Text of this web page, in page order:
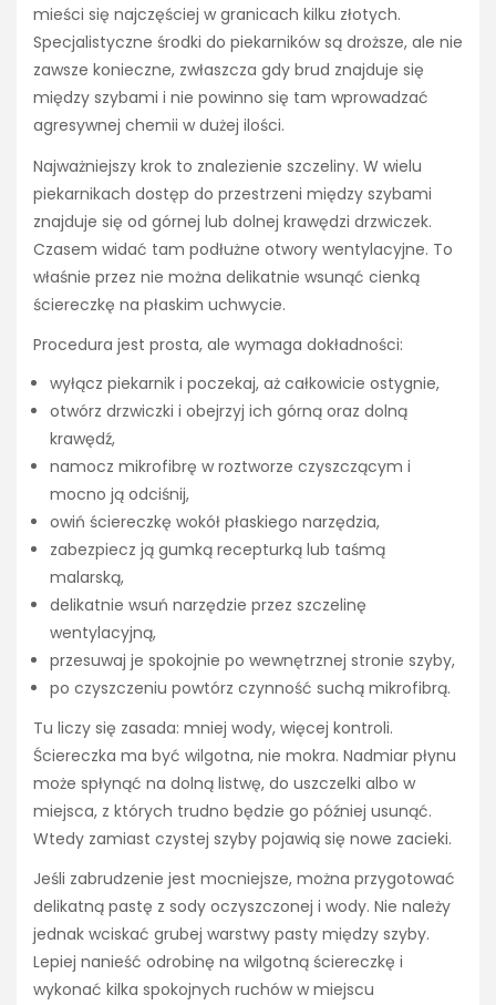
mieści się najczęściej w granicach kilku złotych.
Specjalistyczne środki do piekarników są droższe, ale nie
zawsze konieczne, zwłaszcza gdy brud znajduje się
między szybami i nie powinno się tam wprowadzać
agresywnej chemii w dużej ilości.
Najważniejszy krok to znalezienie szczeliny. W wielu
piekarnikach dostęp do przestrzeni między szybami
znajduje się od górnej lub dolnej krawędzi drzwiczek.
Czasem widać tam podłużne otwory wentylacyjne. To
właśnie przez nie można delikatnie wsunąć cienką
ściereczkę na płaskim uchwycie.
Procedura jest prosta, ale wymaga dokładności:
wyłącz piekarnik i poczekaj, aż całkowicie ostygnie,
otwórz drzwiczki i obejrzyj ich górną oraz dolną
krawędź,
namocz mikrofibrę w roztworze czyszczącym i
mocno ją odciśnij,
owiń ściereczkę wokół płaskiego narzędzia,
zabezpiecz ją gumką recepturką lub taśmą
malarską,
delikatnie wsuń narzędzie przez szczelinę
wentylacyjną,
przesuwaj je spokojnie po wewnętrznej stronie szyby,
po czyszczeniu powtórz czynność suchą mikrofibrą.
Tu liczy się zasada: mniej wody, więcej kontroli.
Ściereczka ma być wilgotna, nie mokra. Nadmiar płynu
może spłynąć na dolną listwę, do uszczelki albo w
miejsca, z których trudno będzie go później usunąć.
Wtedy zamiast czystej szyby pojawią się nowe zacieki.
Jeśli zabrudzenie jest mocniejsze, można przygotować
delikatną pastę z sody oczyszczonej i wody. Nie należy
jednak wciskać grubej warstwy pasty między szyby.
Lepiej nanieść odrobinę na wilgotną ściereczkę i
wykonać kilka spokojnych ruchów w miejscu